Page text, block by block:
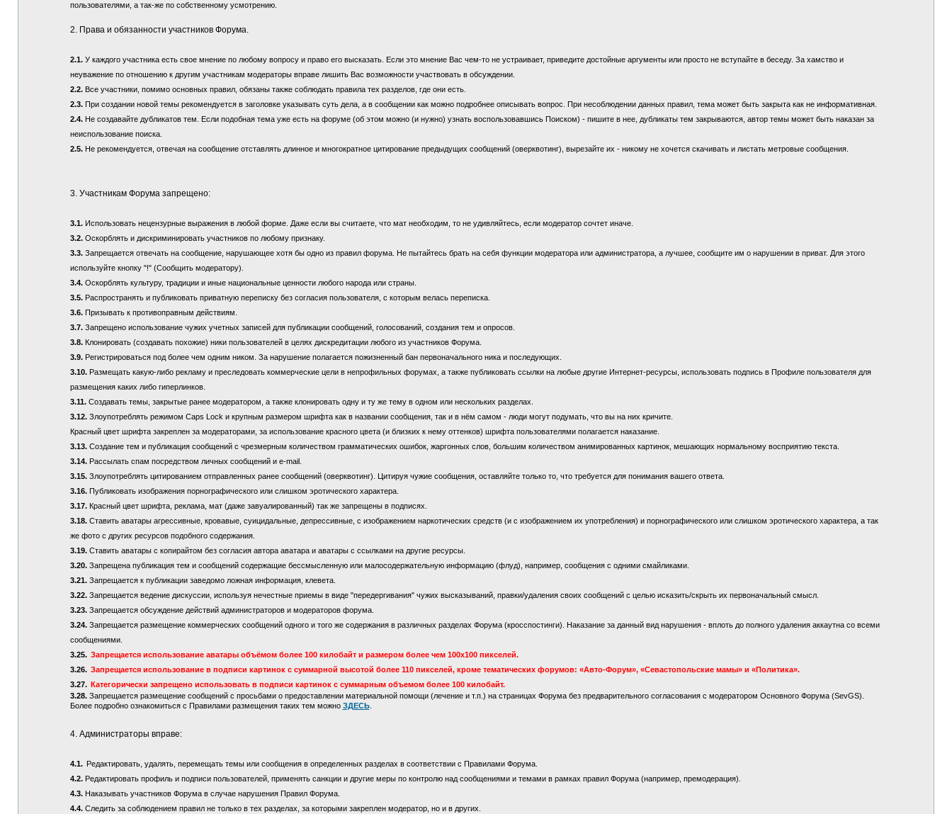
пользователями, а так-же по собственному усмотрению.
2. Права и обязанности участников Форума.
2.1.У каждого участника есть свое мнение по любому вопросу и право его высказать. Если это мнение Вас чем-то не устраивает, приведите достойные аргументы или просто не вступайте в беседу. За хамство и
неуважение по отношению к другим участникам модераторы вправе лишить Вас возможности участвовать в обсуждении.
2.2.Все участники, помимо основных правил, обязаны также соблюдать правила тех разделов, где они есть.
2.3.При создании новой темы рекомендуется в заголовке указывать суть дела, а в сообщении как можно подробнее описывать вопрос. При несоблюдении данных правил, тема может быть закрыта как не информативная.
2.4.Не создавайте дубликатов тем. Если подобная тема уже есть на форуме (об этом можно (и нужно) узнать воспользовавшись Поиском) - пишите в нее, дубликаты тем закрываются, автор темы может быть наказан за
неиспользование поиска.
2.5.Не рекомендуется, отвечая на сообщение отставлять длинное и многократное цитирование предыдущих сообщений (оверквотинг), вырезайте их - никому не хочется скачивать и листать метровые сообщения.
3. Участникам Форума запрещено:
3.1.Использовать нецензурные выражения в любой форме. Даже если вы считаете, что мат необходим, то не удивляйтесь, если модератор сочтет иначе.
3.2.Оскорблять и дискриминировать участников по любому признаку.
3.3.Запрещается отвечать на сообщение, нарушающее хотя бы одно из правил форума. Не пытайтесь брать на себя функции модератора или администратора, а лучшее, сообщите им о нарушении в приват. Для этого
используйте кнопку "!" (Сообщить модератору).
3.4.Оскорблять культуру, традиции и иные национальные ценности любого народа или страны.
3.5.Распространять и публиковать приватную переписку без согласия пользователя, с которым велась переписка.
3.6.Призывать к противоправным действиям.
3.7.Запрещено использование чужих учетных записей для публикации сообщений, голосований, создания тем и опросов.
3.8.Клонировать (создавать похожие) ники пользователей в целях дискредитации любого из участников Форума.
3.9.Регистрироваться под более чем одним ником. За нарушение полагается пожизненный бан первоначального ника и последующих.
3.10.Размещать какую-либо рекламу и преследовать коммерческие цели в непрофильных форумах, а также публиковать ссылки на любые другие Интернет-ресурсы, использовать подпись в Профиле пользователя для
размещения каких либо гиперлинков.
3.11.Создавать темы, закрытые ранее модератором, а также клонировать одну и ту же тему в одном или нескольких разделах.
3.12.Злоупотреблять режимом Caps Lock и крупным размером шрифта как в названии сообщения, так и в нём самом - люди могут подумать, что вы на них кричите.
Красный цвет шрифта закреплен за модераторами, за использование красного цвета (и близких к нему оттенков) шрифта пользователями полагается наказание.
3.13.Создание тем и публикация сообщений с чрезмерным количеством грамматических ошибок, жаргонных слов, большим количеством анимированных картинок, мешающих нормальному восприятию текста.
3.14.Рассылать спам посредством личных сообщений и e-mail.
3.15.Злоупотреблять цитированием отправленных ранее сообщений (оверквотинг). Цитируя чужие сообщения, оставляйте только то, что требуется для понимания вашего ответа.
3.16.Публиковать изображения порнографического или слишком эротического характера.
3.17.Красный цвет шрифта, реклама, мат (даже завуалированный) так же запрещены в подписях.
3.18.Ставить аватары агрессивные, кровавые, суицидальные, депрессивные, с изображением наркотических средств (и с изображением их употребления) и порнографического или слишком эротического характера, а так
же фото с других ресурсов подобного содержания.
3.19.Ставить аватары с копирайтом без согласия автора аватара и аватары с ссылками на другие ресурсы.
3.20.Запрещена публикация тем и сообщений содержащие бессмысленную или малосодержательную информацию (флуд), например, сообщения с одними смайликами.
3.21.Запрещается к публикации заведомо ложная информация, клевета.
3.22.Запрещается ведение дискуссии, используя нечестные приемы в виде "передергивания" чужих высказываний, правки/удаления своих сообщений с целью исказить/скрыть их первоначальный смысл.
3.23.Запрещается обсуждение действий администраторов и модераторов форума.
3.24.Запрещается размещение коммерческих сообщений одного и того же содержания в различных разделах Форума (кросспостинги). Наказание за данный вид нарушения - вплоть до полного удаления аккаутна со всеми
сообщениями.
3.25. Запрещается использование аватары объёмом более 100 килобайт и размером более чем 100х100 пикселей.
3.26. Запрещается использование в подписи картинок с суммарной высотой более 110 пикселей, кроме тематических форумов: «Авто-Форум», «Севастопольские мамы» и «Политика».
3.27. Категорически запрещено использовать в подписи картинок с суммарным объемом более 100 килобайт.
3.28. Запрещается размещение сообщений с просьбами о предоставлении материальной помощи (лечение и т.п.) на страницах Форума без предварительного согласования с модератором Основного Форума (SevGS).
Более подробно ознакомиться с Правилами размещения таких тем можно ЗДЕСЬ.
4. Администраторы вправе:
4.1. Редактировать, удалять, перемещать темы или сообщения в определенных разделах в соответствии с Правилами Форума.
4.2.Редактировать профиль и подписи пользователей, применять санкции и другие меры по контролю над сообщениями и темами в рамках правил Форума (например, премодерация).
4.3.Наказывать участников Форума в случае нарушения Правил Форума.
4.4.Следить за соблюдением правил не только в тех разделах, за которыми закреплен модератор, но и в других.